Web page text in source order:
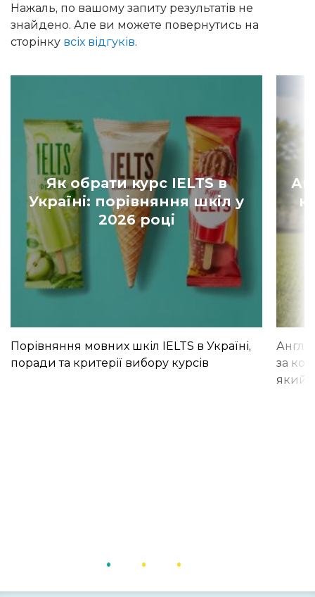
Нажаль, по вашому запиту результатів не
знайдено. Але ви можете повернутись на
сторінку всіх відгуків.
Як обрати курс IELTS в
Україні: порівняння шкіл у
2026 році
Порівняння мовних шкіл IELTS в Україні,
поради та критерії вибору курсів
за
який